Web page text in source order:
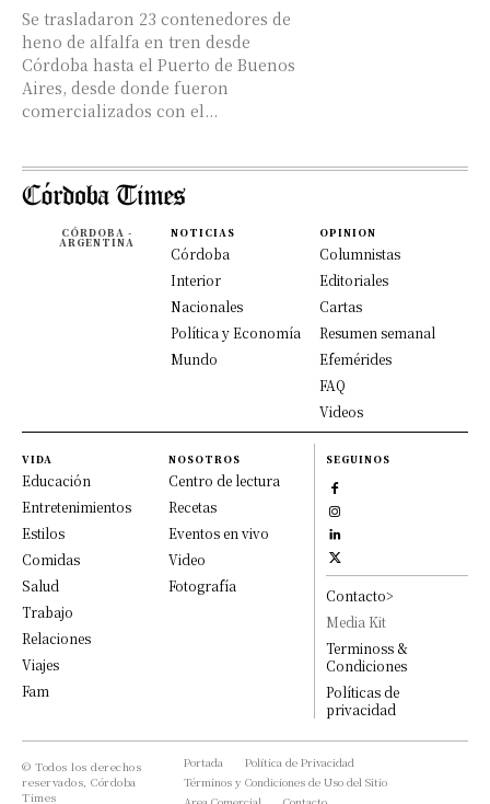
Se trasladaron 23 contenedores de
heno de alfalfa en tren desde
Córdoba hasta el Puerto de Buenos
Aires, desde donde fueron
comercializados con el...
CÓRDOBA -
ARGENTINA
NOTICIAS
Córdoba
Interior
Nacionales
Política y Economía
Mundo
OPINION
Columnistas
Editoriales
Cartas
Resumen semanal
Efemérides
FAQ
Videos
VIDA
Educación
Entretenimientos
Estilos
Comidas
Salud
Trabajo
Relaciones
Viajes
Fam
NOSOTROS
Centro de lectura
Recetas
Eventos en vivo
Video
Fotografía
SEGUINOS
Contacto>
Media Kit
Terminoss &
Condiciones
Políticas de
privacidad
© Todos los derechos
reservados, Córdoba
Times
Portada
Política de Privacidad
Términos y Condiciones de Uso del Sitio